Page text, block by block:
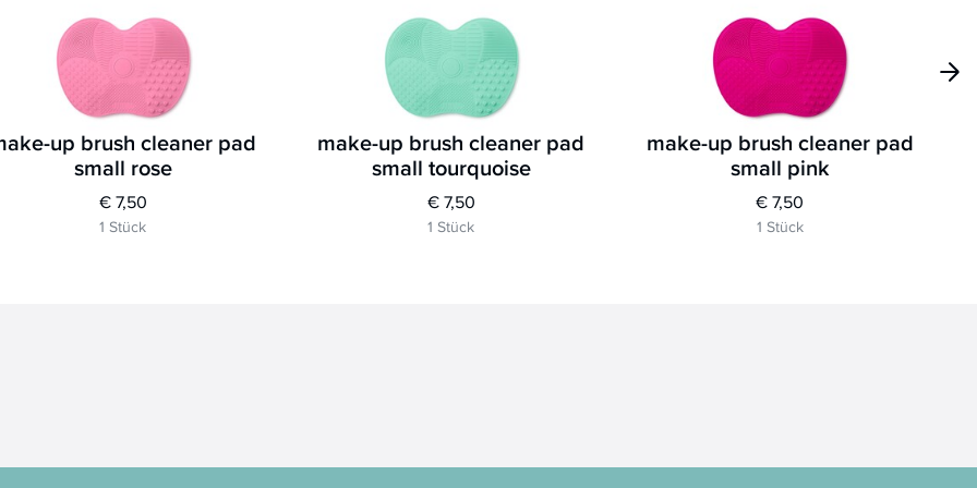
up brush cleaner pad
small rose
€ 7,50
1 Stück
make-up brush cleaner pad
small tourquoise
€ 7,50
1 Stück
make-up brush cleaner pad
small pink
€ 7,50
1 Stück